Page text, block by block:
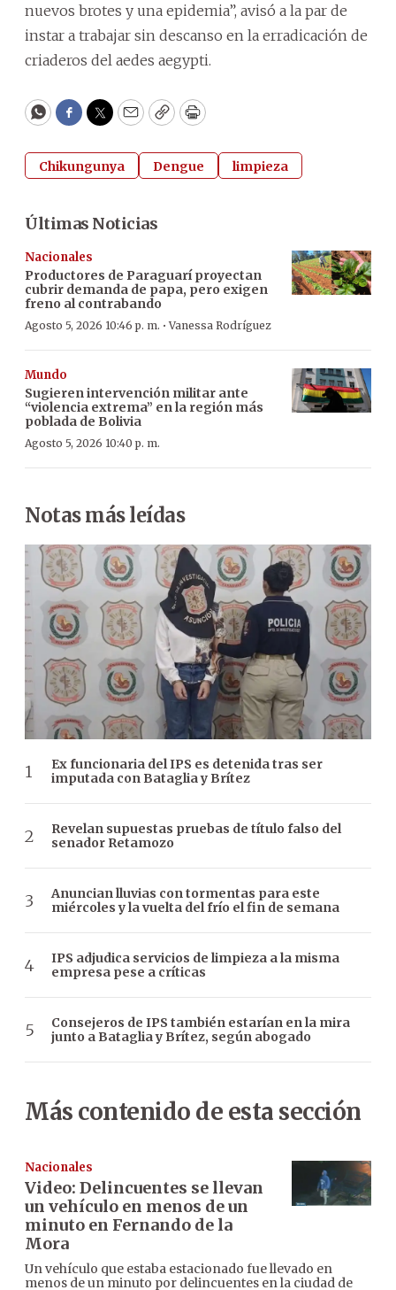
nuevos brotes y una epidemia”, avisó a la par de
instar a trabajar sin descanso en la erradicación de
criaderos del aedes aegypti.
WhatsApp
Facebook
Twitter
EmailCopyPrint
Chikungunya Dengue limpieza
Últimas Noticias
Nacionales
Productores de Paraguarí proyectan
cubrir demanda de papa, pero exigen
freno al contrabando
Agosto 5, 2026 10:46 p. m. ·Vanessa Rodríguez
Mundo
Sugieren intervención militar ante
“violencia extrema” en la región más
poblada de Bolivia
Agosto 5, 2026 10:40 p. m.
Notas más leídas
Ex funcionaria del IPS es detenida tras ser
imputada con Bataglia y Brítez
Revelan supuestas pruebas de título falso del
senador Retamozo
Anuncian lluvias con tormentas para este
miércoles y la vuelta del frío el fin de semana
IPS adjudica servicios de limpieza a la misma
empresa pese a críticas
Consejeros de IPS también estarían en la mira
junto a Bataglia y Brítez, según abogado
Más contenido de esta sección
Nacionales
Video: Delincuentes se llevan
un vehículo en menos de un
minuto en Fernando de la
Mora
Un vehículo que estaba estacionado fue llevado en
menos de un minuto por delincuentes en la ciudad de